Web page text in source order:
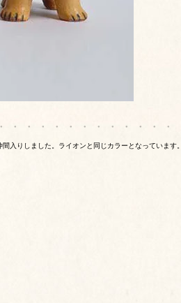
入りしました。ライオンと同じカラーとなっています。